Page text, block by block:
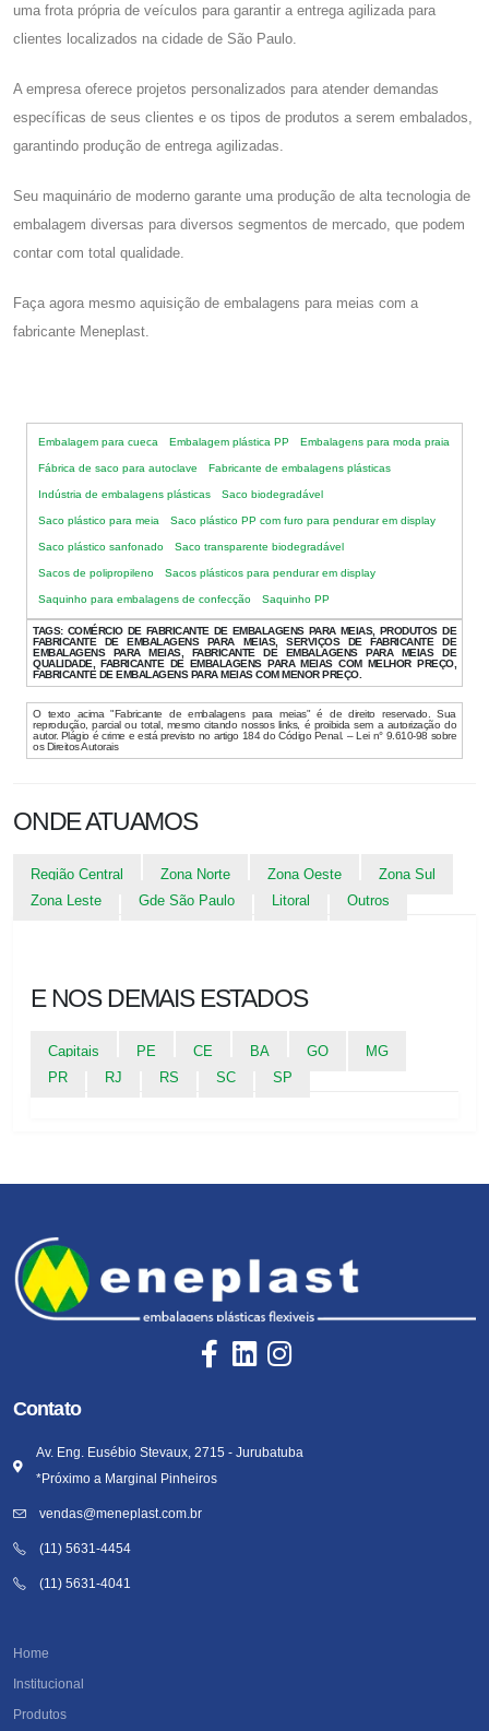
uma frota própria de veículos para garantir a entrega agilizada para
clientes localizados na cidade de São Paulo.
A empresa oferece projetos personalizados para atender demandas
específicas de seus clientes e os tipos de produtos a serem embalados,
garantindo produção de entrega agilizadas.
Seu maquinário de moderno garante uma produção de alta tecnologia de
embalagem diversas para diversos segmentos de mercado, que podem
contar com total qualidade.
Faça agora mesmo aquisição de embalagens para meias com a
fabricante Meneplast.
Embalagem para cueca Embalagem plástica PP Embalagens para moda praia
Fábrica de saco para autoclave Fabricante de embalagens plásticas
Indústria de embalagens plásticas Saco biodegradável
Saco plástico para meia Saco plástico PP com furo para pendurar em display
Saco plástico sanfonado Saco transparente biodegradável
Sacos de polipropileno Sacos plásticos para pendurar em display
Saquinho para embalagens de confecção Saquinho PP
TAGS:COMÉRCIO DE FABRICANTE DE EMBALAGENS PARA MEIAS, PRODUTOS DE
FABRICANTE DE EMBALAGENS PARA MEIAS, SERVIÇOS DE FABRICANTE DE
EMBALAGENS PARA MEIAS, FABRICANTE DE EMBALAGENS PARA MEIAS DE
QUALIDADE, FABRICANTE DE EMBALAGENS PARA MEIAS COM MELHOR PREÇO,
FABRICANTE DE EMBALAGENS PARA MEIAS COM MENOR PREÇO.
O texto acima "Fabricante de embalagens para meias" é de direito reservado. Sua
reprodução, parcial ou total, mesmo citando nossos links, é proibida sem a autorização do
autor. Plágio é crime e está previsto no artigo 184 do Código Penal. – Lei n° 9.610-98 sobre
os Direitos Autorais
ONDE ATUAMOS
Região Central Zona Norte Zona Oeste
Zona Sul
Zona Leste
Gde São Paulo Litoral Outros
E NOS DEMAIS ESTADOS
Capitais PE CE BA GO
MG
PR
RJ RS SC SP
Contato
Av. Eng. Eusébio Stevaux, 2715 - Jurubatuba
*Próximo a Marginal Pinheiros
vendas@meneplast.com.br
(11) 5631-4454
(11) 5631-4041
Home
Institucional
Produtos